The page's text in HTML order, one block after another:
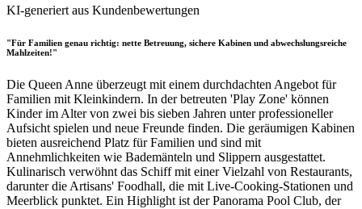
KI-generiert aus Kundenbewertungen
"Für Familien genau richtig: nette Betreuung, sichere Kabinen und abwechslungsreiche
Mahlzeiten!"
Die Queen Anne überzeugt mit einem durchdachten Angebot für
Familien mit Kleinkindern. In der betreuten 'Play Zone' können
Kinder im Alter von zwei bis sieben Jahren unter professioneller
Aufsicht spielen und neue Freunde finden. Die geräumigen Kabinen
bieten ausreichend Platz für Familien und sind mit
Annehmlichkeiten wie Bademänteln und Slippern ausgestattet.
Kulinarisch verwöhnt das Schiff mit einer Vielzahl von Restaurants,
darunter die Artisans' Foodhall, die mit Live-Cooking-Stationen und
Meerblick punktet. Ein Highlight ist der Panorama Pool Club, der